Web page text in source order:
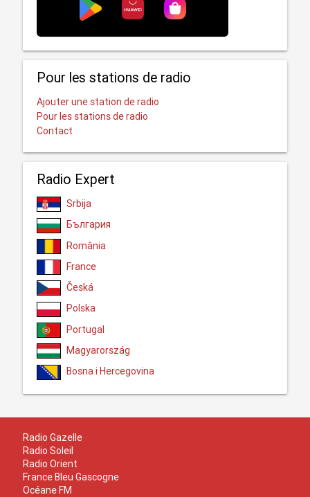
Pour les stations de radio
Ajouter une station de radio
Pour les stations de radio
Contact
Radio Expert
Srbija
България
România
France
Česká
Polska
Portugal
Magyarország
Bosna i Hercegovina
Radio Gazelle
Radio Soleil
Radio Orient
France Bleu Gascogne
Océane FM